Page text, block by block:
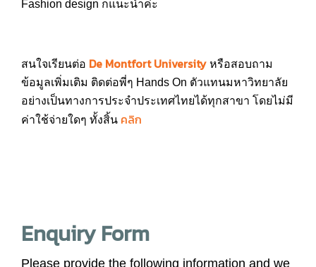
Fashion design ก็แนะนำค่ะ
สนใจเรียนต่อ De Montfort University หรือสอบถาม
ข้อมูลเพิ่มเติม ติดต่อพี่ๆ Hands On ตัวแทนมหาวิทยาลัย
อย่างเป็นทางการประจำประเทศไทยได้ทุกสาขา โดยไม่มี
ค่าใช้จ่ายใดๆ ทั้งสิ้น คลิก
Enquiry Form
Please provide the following information and we